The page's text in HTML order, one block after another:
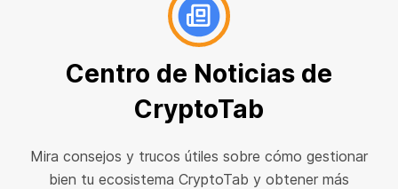
Centro de Noticias de
CryptoTab
Mira consejos y trucos útiles sobre cómo gestionar
bien tu ecosistema CryptoTab y obtener más